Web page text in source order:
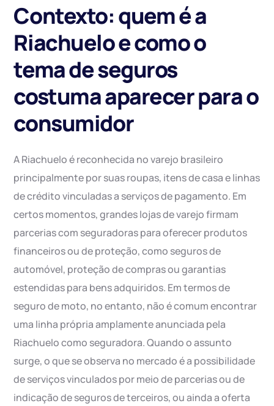
Contexto: quem é a
Riachuelo e como o
tema de seguros
costuma aparecer para o
consumidor
A Riachuelo é reconhecida no varejo brasileiro
principalmente por suas roupas, itens de casa e linhas
de crédito vinculadas a serviços de pagamento. Em
certos momentos, grandes lojas de varejo firmam
parcerias com seguradoras para oferecer produtos
financeiros ou de proteção, como seguros de
automóvel, proteção de compras ou garantias
estendidas para bens adquiridos. Em termos de
seguro de moto, no entanto, não é comum encontrar
uma linha própria amplamente anunciada pela
Riachuelo como seguradora. Quando o assunto
surge, o que se observa no mercado é a possibilidade
de serviços vinculados por meio de parcerias ou de
indicação de seguros de terceiros, ou ainda a oferta